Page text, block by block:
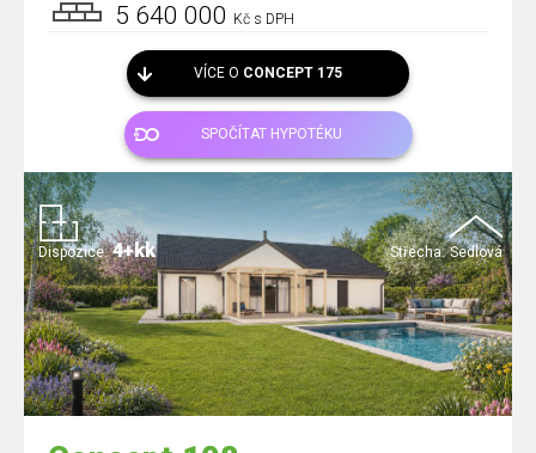
5 640 000 Kč s DPH
VÍCE O CONCEPT 175
SPOČÍTAT HYPOTÉKU
Střecha: Sedlová
Dispozice: 4+kk